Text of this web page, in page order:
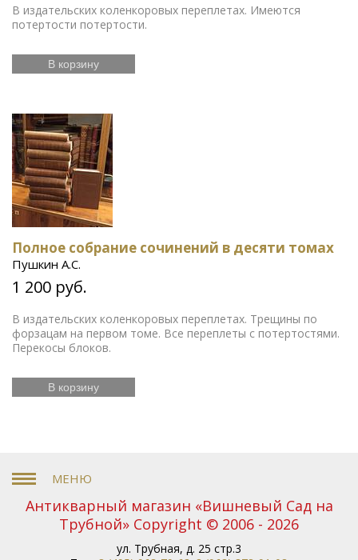
В издательских коленкоровых переплетах. Имеются
потертости потертости.
В корзину
Полное собрание сочинений в десяти томах
Пушкин А.С.
1 200 руб.
В издательских коленкоровых переплетах. Трещины по
форзацам на первом томе. Все переплеты с потертостями.
Перекосы блоков.
В корзину
Антикварный магазин «Вишневый Сад на
Трубной» Copyright © 2006 - 2026
ул. Трубная, д. 25 стр.3